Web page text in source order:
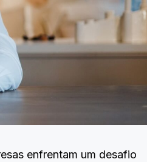
enfrentam um desafio